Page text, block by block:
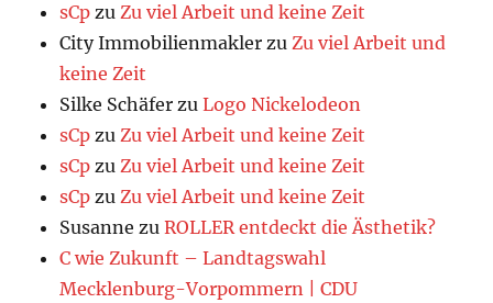
sCp zuZu viel Arbeit und keine Zeit
City Immobilienmakler zuZu viel Arbeit und
keine Zeit
Silke Schäfer zuLogo Nickelodeon
sCp zuZu viel Arbeit und keine Zeit
sCp zuZu viel Arbeit und keine Zeit
sCp zuZu viel Arbeit und keine Zeit
Susanne zuROLLER entdeckt die Ästhetik?
C wie Zukunft – Landtagswahl
Mecklenburg-Vorpommern | CDU